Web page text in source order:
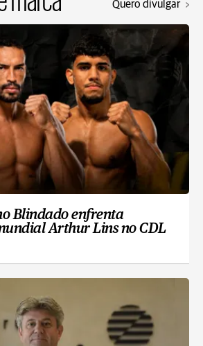
Quero divulgar
Blindado enfrenta
Arthur Lins no CDL